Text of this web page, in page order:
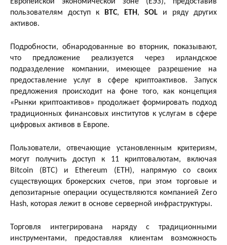
пользователям доступ к
BTC, ETH, SOL и ряду других
активов.
Подробности, обнародованные во вторник, показывают,
что предложение реализуется через ирландское
подразделение компании, имеющее разрешение на
предоставление услуг в сфере криптоактивов. Запуск
предложения происходит на фоне того, как концепция
«Рынки криптоактивов» продолжает формировать подход
традиционных финансовых институтов к услугам в сфере
цифровых активов в Европе.
Пользователи, отвечающие установленным критериям,
могут получить доступ к 11 криптовалютам, включая
Bitcoin (BTC) и Ethereum (ETH), напрямую со своих
существующих брокерских счетов, при этом торговые и
депозитарные операции осуществляются компанией Zero
Hash, которая лежит в основе серверной инфраструктуры.
Торговля интегрирована наряду с традиционными
инструментами, предоставляя клиентам возможность